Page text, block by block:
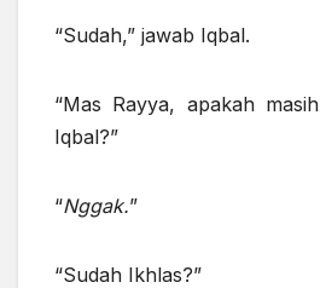
“Sudah,” jawab Iqbal.
“Mas Rayya, apakah masih
Iqbal?”
“Nggak.”
“Sudah Ikhlas?”